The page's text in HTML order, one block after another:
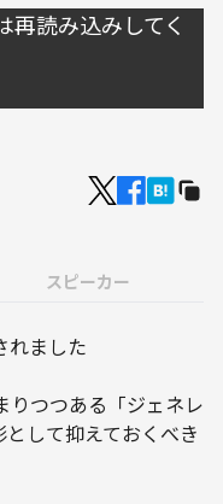
再読み込みしてく
スピーカー
れました
りつつある「ジェネレ
して抑えておくべき